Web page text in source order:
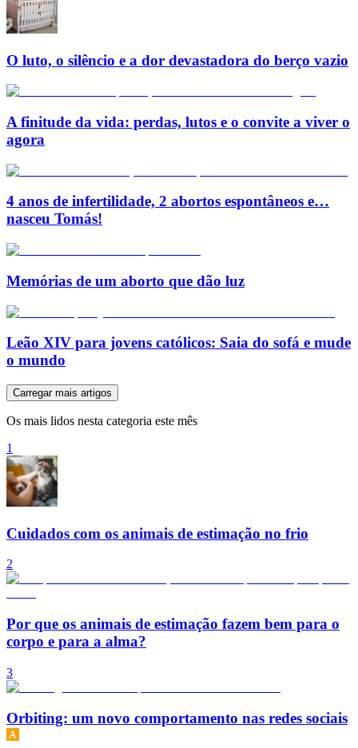
O luto, o silêncio e a dor devastadora do berço vazio
A finitude da vida: perdas, lutos e o convite a viver o
agora
4 anos de infertilidade, 2 abortos espontâneos e…
nasceu Tomás!
Memórias de um aborto que dão luz
Leão XIV para jovens católicos: Saia do sofá e mude
o mundo
Carregar mais artigos
Os mais lidos nesta categoria este mês
1
Cuidados com os animais de estimação no frio
2
Por que os animais de estimação fazem bem para o
corpo e para a alma?
3
Orbiting: um novo comportamento nas redes sociais